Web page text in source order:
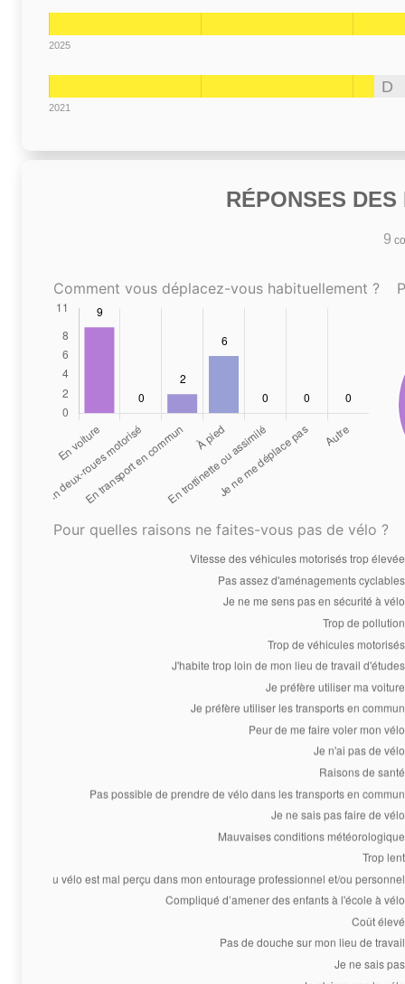
2025
D
2021
RÉPONSES
9
Comment vous déplacez-vous habituellement ?
Pour quelles raisons ne faites-vous pas de vélo ?